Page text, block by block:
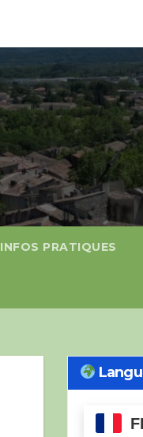
INFOS PRATIQUES